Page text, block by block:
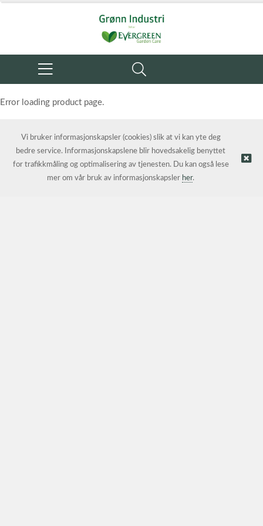
Error loading product page.
© Grønn Industri AS | Nettbutikk levert avKréatif AS
Vi bruker informasjonskapsler (cookies) slik at vi kan yte deg
bedre service. Informasjonskapslene blir hovedsakelig benyttet
for trafikkmåling og optimalisering av tjenesten. Du kan også lese
mer om vår bruk av informasjonskapsler her.